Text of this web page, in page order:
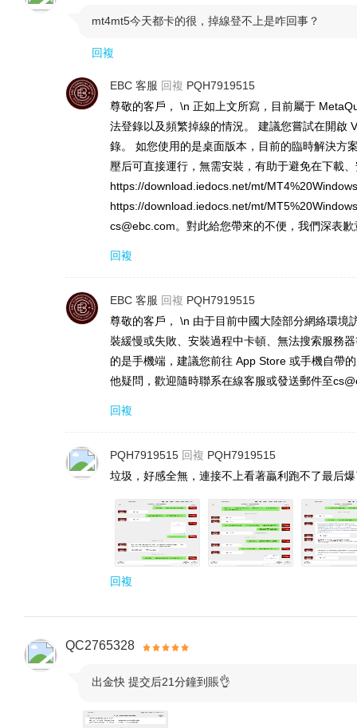
mt4mt5今天都卡的很，掉線登不上是咋回事？
回複
EBC 客服 回複 PQH7919515
尊敬的客戶， \n 正如上文所寫，目前屬于
法登錄以及頻繁掉線的情況。 建議您嘗試在開啟
錄。 如您使用的是桌面版本，目前的臨時解決方
壓后可直接運行，無需安裝，有助于避免在下載
https://download.iedocs.net/mt/
https://download.iedocs.net/mt/
cs@ebc.com。對此給您帶來的不便，我們深表歉
回複
EBC 客服 回複 PQH7919515
尊敬的客戶， \n 由于目前中國大陸部分網絡環
裝緩慢或失敗、安裝過程中卡頓、無法搜索服務
的是手機端，建議您前往 App Store 或手機自帶
他疑問，歡迎隨時聯系在線客服或發送郵件至
回複
PQH7919515 回複 PQH7919515
垃圾，好感全無，連接不上看著贏利跑不了最后
回複
QC2765328
出金快 提交后21分鐘到賬👌